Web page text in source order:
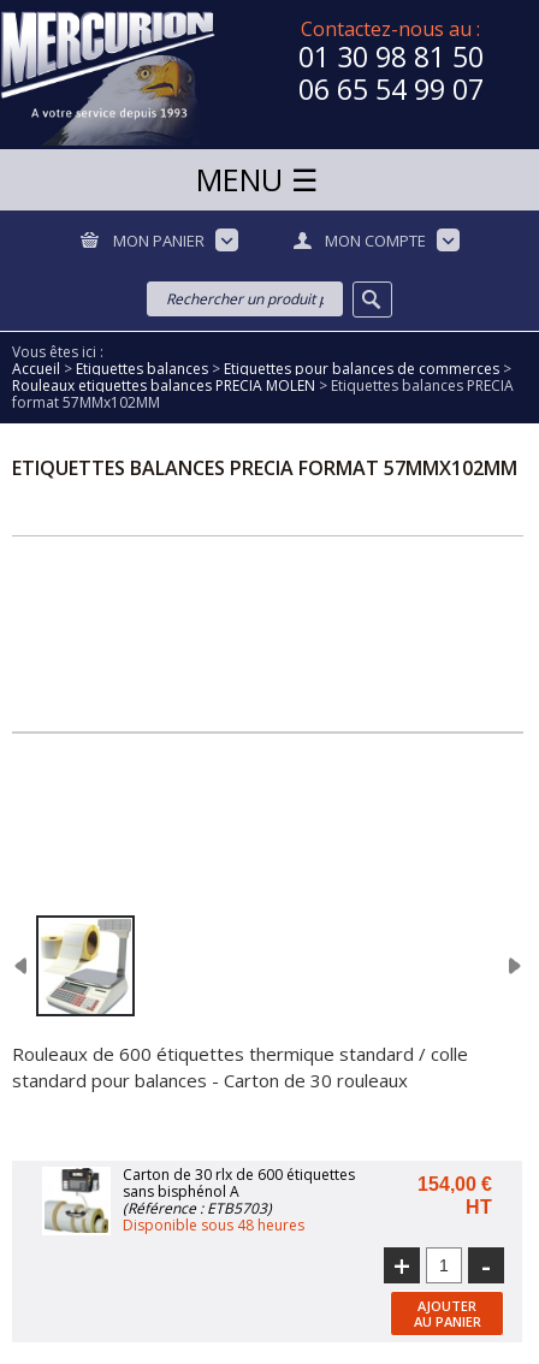
Contactez-nous au :
01 30 98 81 50
06 65 54 99 07
MON PANIER MON COMPTE
Vous êtes ici :
Accueil > Etiquettes balances > Etiquettes pour balances de commerces >
Rouleaux etiquettes balances PRECIA MOLEN > Etiquettes balances PRECIA
format 57MMx102MM
ETIQUETTES BALANCES PRECIA FORMAT 57MMX102MM
Rouleaux de 600 étiquettes thermique standard / colle
standard pour balances - Carton de 30 rouleaux
Carton de 30 rlx de 600 étiquettes
sans bisphénol A
(Référence : ETB5703)
Disponible sous 48 heures
154,00 €
HT
+ -
AJOUTER
AU PANIER